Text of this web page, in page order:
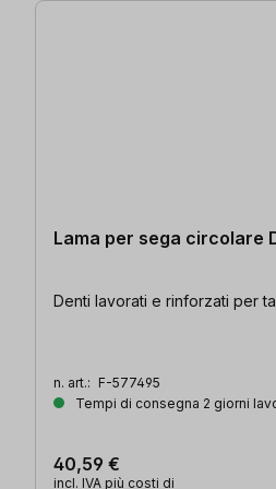
Lama per sega circolare
Denti lavorati e rinforzati per
n. art.: F-577495
Tempi di consegna 2 giorni
40,59 €
incl. IVA più costi di